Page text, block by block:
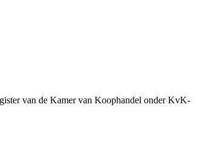
van de Kamer van Koophandel onder KvK-